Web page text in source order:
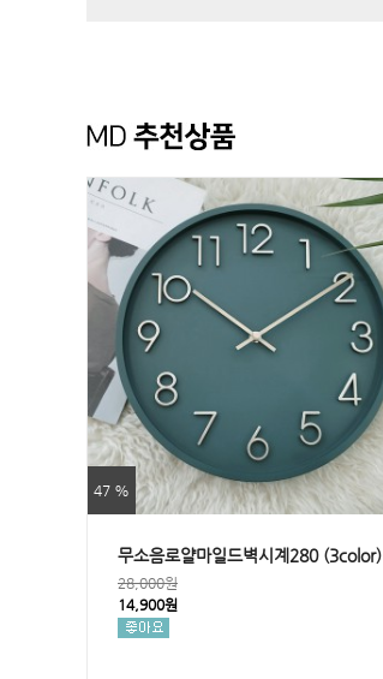
47 %
무소음로얄마일드벽시계280 (3color)
28,000원
14,900원